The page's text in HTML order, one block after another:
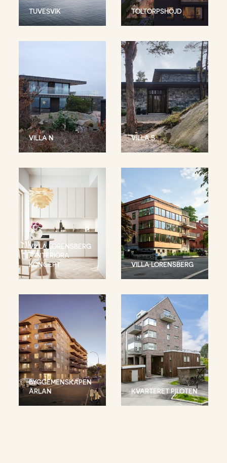
TUVESVIK TOLTORPSHÖJD
VILLA N VILLA S
VILLA LORENSBERG
– INTERIÖRA
KONCEPT
VILLA LORENSBERG
BYGGEMENSKAPEN
ÄRLAN
KVARTERET PILOTEN